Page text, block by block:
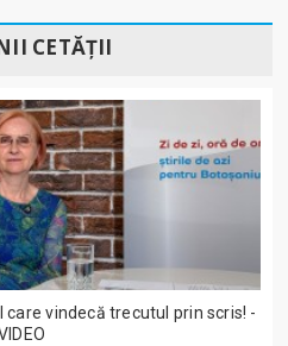
CETĂȚII
vindecă trecutul prin scris! -